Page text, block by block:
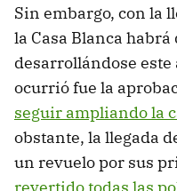
Sin embargo, con la
la Casa Blanca
desarrollándose
ocurrió fue la
seguir ampliando la
obstante, la llegada
un revuelo por sus